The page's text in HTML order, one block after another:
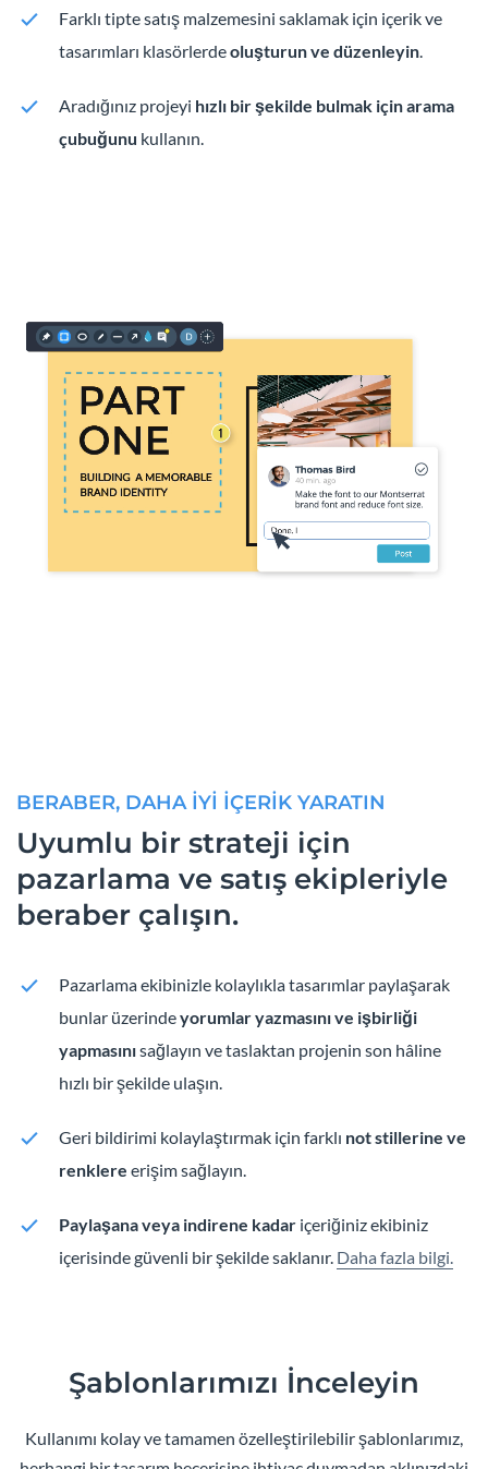
Farklı tipte satış malzemesini saklamak için içerik ve
tasarımları klasörlerdeoluşturun ve düzenleyin.
Aradığınız projeyi hızlı bir şekilde bulmak için arama
çubuğunu kullanın.
BERABER, DAHA İYİ İÇERİK YARATIN
Uyumlu bir strateji için
pazarlama ve satış ekipleriyle
beraber çalışın.
Pazarlama ekibinizle kolaylıkla tasarımlar paylaşarak
bunlar üzerindeyorumlar yazmasını ve işbirliği
yapmasınısağlayın ve taslaktan projenin son hâline
hızlı bir şekilde ulaşın.
Geri bildirimi kolaylaştırmak için farklı not stillerine ve
renklere erişim sağlayın.
Paylaşana veya indirene kadar içeriğiniz ekibiniz
içerisinde güvenli bir şekilde saklanır. Daha fazla bilgi.
Şablonlarımızı İnceleyin
Kullanımı kolay ve tamamen özelleştirilebilir şablonlarımız,